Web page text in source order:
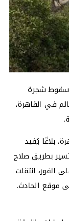
7 آخرون، إثر سقوط شجرة
في القاهرة،
بلاغًا يُفيد
بطريق صلاح
الفور، انتقلت
موقع الحادث.